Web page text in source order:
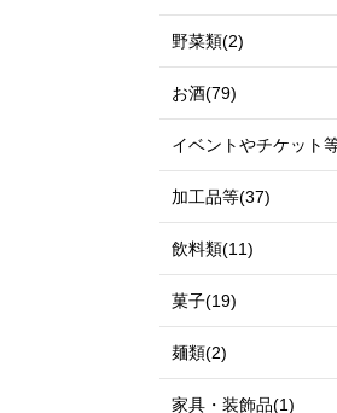
野菜類(2)
お酒(79)
イベントやチケット
加工品等(37)
飲料類(11)
菓子(19)
麺類(2)
家具・装飾品(1)